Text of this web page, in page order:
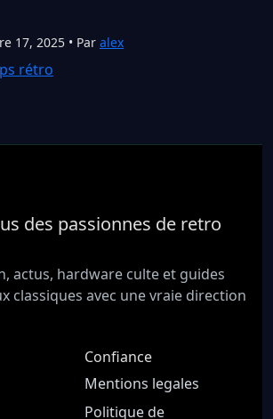
17, 2025 • Par alex
rétro
des passionnes de retro
actus, hardware culte et guides
classiques avec une vraie direction
Confiance
Mentions legales
Politique de